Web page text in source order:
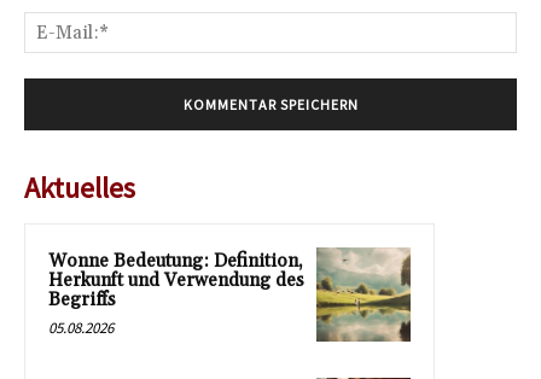
Aktuelles
Wonne Bedeutung: Definition,
Herkunft und Verwendung des
Begriffs
05.08.2026